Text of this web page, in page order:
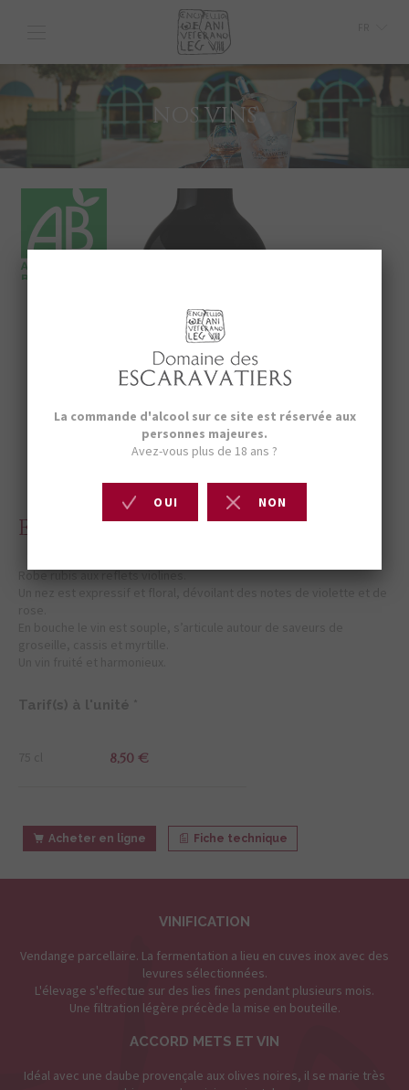
IT
NOS VINS
ESCARAVATIERS ROUGE 2025
Robe rubis aux reflets violines.
Un nez est expressif et floral, dévoilant des notes de violette et de
Acheter en ligne Fiche technique
Tarif(s) à l'unité *
8,50 €
VINIFICATION
Vendange parcellaire. La fermentation a lieu en cuves inox avec des
levures sélectionnées.
L'élevage s'effectue sur des lies fines pendant plusieurs mois.
Une filtration légère précède la mise en bouteille.
ACCORD METS ET VIN
Idéal avec une daube provençale aux olives noires, il se marie très